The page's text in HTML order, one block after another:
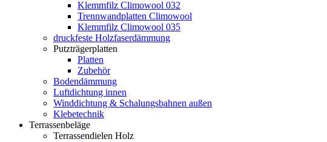
Klemmfilz Climowool 032
Trennwandplatten Climowool
Klemmfilz Climowool 035
druckfeste Holzfaserdämmung
Putzträgerplatten
Platten
Zubehör
Bodendämmung
Luftdichtung innen
Winddichtung & Schalungsbahnen außen
Klebetechnik
Terrassenbeläge
Terrassendielen Holz